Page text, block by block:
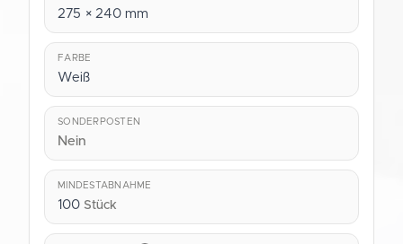
275 × 240 mm
FARBE
Weiß
SONDERPOSTEN
Nein
MINDESTABNAHME
100 Stück